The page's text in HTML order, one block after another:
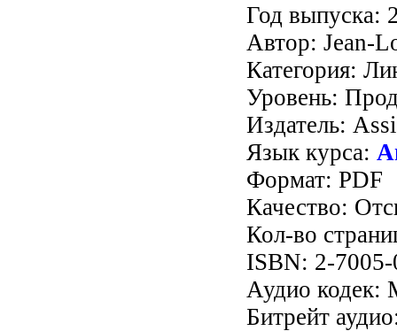
Год выпуска:
Автор: Jean-
Категория:
Уровень:
Издатель:
Язык курса:
Формат: PDF
Качество:
Кол-во
ISBN: 2-
Аудио кодек:
Битрейт